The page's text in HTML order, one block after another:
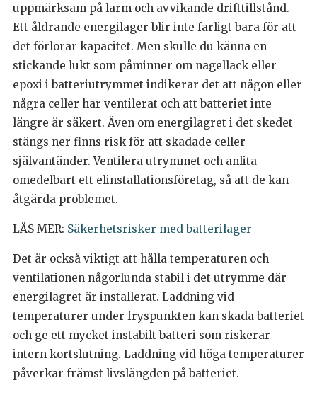
uppmärksam på larm och avvikande drifttillstånd.
Ett åldrande energilager blir inte farligt bara för att
det förlorar kapacitet. Men skulle du känna en
stickande lukt som påminner om nagellack eller
epoxi i batteriutrymmet indikerar det att någon eller
några celler har ventilerat och att batteriet inte
längre är säkert. Även om energilagret i det skedet
stängs ner finns risk för att skadade celler
självantänder. Ventilera utrymmet och anlita
omedelbart ett elinstallationsföretag, så att de kan
åtgärda problemet.
LÄS MER: Säkerhetsrisker med batterilager
Det är också viktigt att hålla temperaturen och
ventilationen någorlunda stabil i det utrymme där
energilagret är installerat. Laddning vid
temperaturer under fryspunkten kan skada batteriet
och ge ett mycket instabilt batteri som riskerar
intern kortslutning. Laddning vid höga temperaturer
påverkar främst livslängden på batteriet.